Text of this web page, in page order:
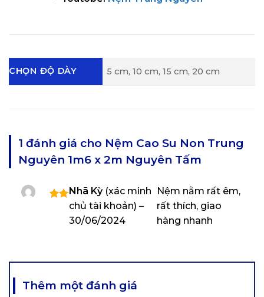
CHỌN ĐỘ DÀY 5 cm, 10 cm, 15 cm, 20 cm
1 đánh giá cho Nệm Cao Su Non Trung
Nguyên 1m6 x 2m Nguyên Tấm
Được
Nhã Kỳ (xác minh
chủ tài khoản) –
30/06/2024
Nệm nằm rất êm,
rất thích, giao
hàng nhanh
Thêm một đánh giá